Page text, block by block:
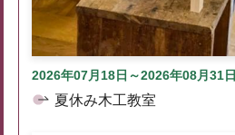
2026年07月18日～2026年08月31日
夏休み木工教室